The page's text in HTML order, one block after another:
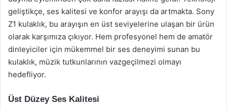
geliştikçe, ses kalitesi ve konfor arayışı da artmakta. Sony
Z1 kulaklık, bu arayışın en üst seviyelerine ulaşan bir ürün
olarak karşımıza çıkıyor. Hem profesyonel hem de amatör
dinleyiciler için mükemmel bir ses deneyimi sunan bu
kulaklık, müzik tutkunlarının vazgeçilmezi olmayı
hedefliyor.
Üst Düzey Ses Kalitesi